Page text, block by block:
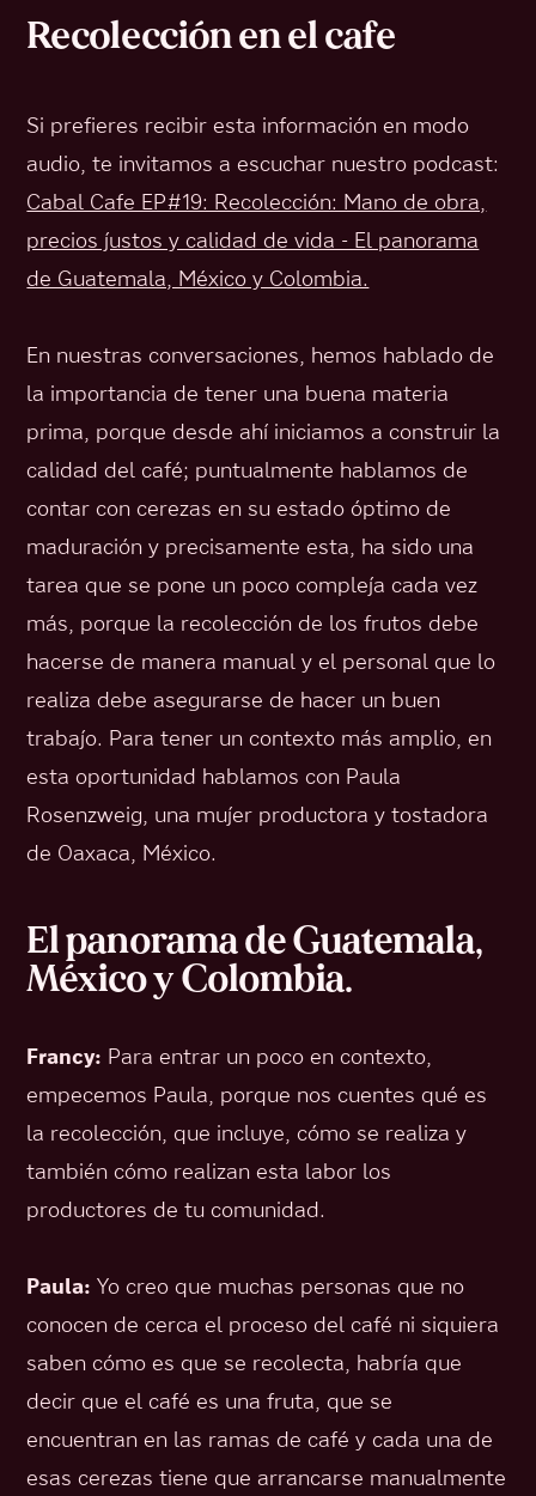
Recolección en el cafe
Si prefieres recibir esta información en modo
audio, te invitamos a escuchar nuestro podcast:
Cabal Cafe EP#19: Recolección: Mano de obra,
precios justos y calidad de vida - El panorama
de Guatemala, México y Colombia.
En nuestras conversaciones, hemos hablado de
la importancia de tener una buena materia
prima, porque desde ahí iniciamos a construir la
calidad del café; puntualmente hablamos de
contar con cerezas en su estado óptimo de
maduración y precisamente esta, ha sido una
tarea que se pone un poco compleja cada vez
más, porque la recolección de los frutos debe
hacerse de manera manual y el personal que lo
realiza debe asegurarse de hacer un buen
trabajo. Para tener un contexto más amplio, en
esta oportunidad hablamos con Paula
Rosenzweig, una mujer productora y tostadora
de Oaxaca, México.
El panorama de Guatemala,
México y Colombia.
Francy: Para entrar un poco en contexto,
empecemos Paula, porque nos cuentes qué es
la recolección, que incluye, cómo se realiza y
también cómo realizan esta labor los
productores de tu comunidad.
Paula: Yo creo que muchas personas que no
conocen de cerca el proceso del café ni siquiera
saben cómo es que se recolecta, habría que
decir que el café es una fruta, que se
encuentran en las ramas de café y cada una de
esas cerezas tiene que arrancarse manualmente